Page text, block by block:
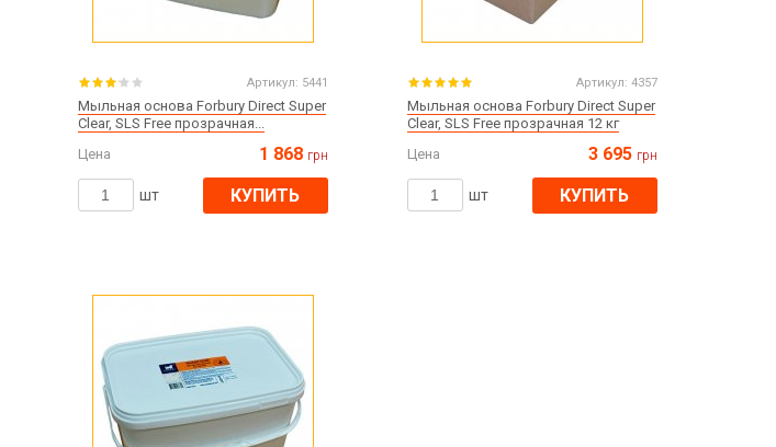
Гликолевый экстракт
Артикул: 5441
Мыльная основа Forbury Direct Super
Clear, SLS Free прозрачная...
Цена
1 868 грн
шт КУПИТЬ
Артикул: 4357
Мыльная основа Forbury Direct Super
Clear, SLS Free прозрачная 12 кг
Цена
3 695 грн
шт КУПИТЬ